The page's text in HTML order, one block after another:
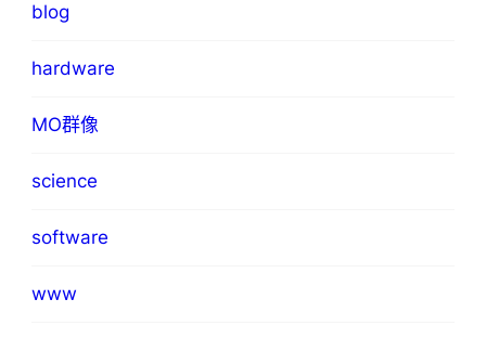
blog
hardware
MO群像
science
software
www